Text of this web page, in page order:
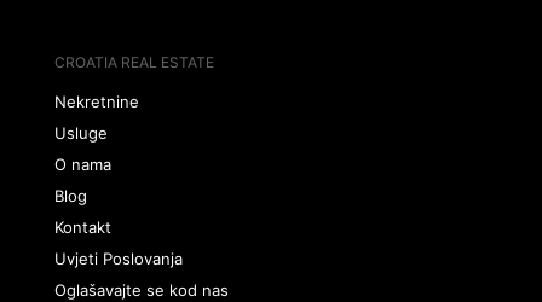
CROATIA REAL ESTATE
Nekretnine
Usluge
O nama
Blog
Kontakt
Uvjeti Poslovanja
Oglašavajte se kod nas